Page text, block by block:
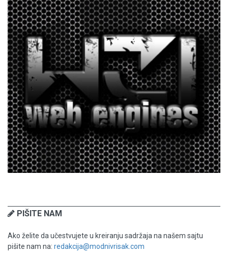
PIŠITE NAM
Ako želite da učestvujete u kreiranju sadržaja na našem sajtu
pišite nam na: redakcija@modnivrisak.com